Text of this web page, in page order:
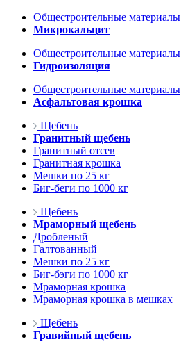
Общестроительные материалы
Микрокальцит
Общестроительные материалы
Гидроизоляция
Общестроительные материалы
Асфальтовая крошка
Щебень
Гранитный щебень
Гранитный отсев
Гранитная крошка
Мешки по 25 кг
Биг-беги по 1000 кг
Щебень
Мраморный щебень
Дробленый
Галтованный
Мешки по 25 кг
Биг-бэги по 1000 кг
Мраморная крошка
Мраморная крошка в мешках
Щебень
Гравийный щебень